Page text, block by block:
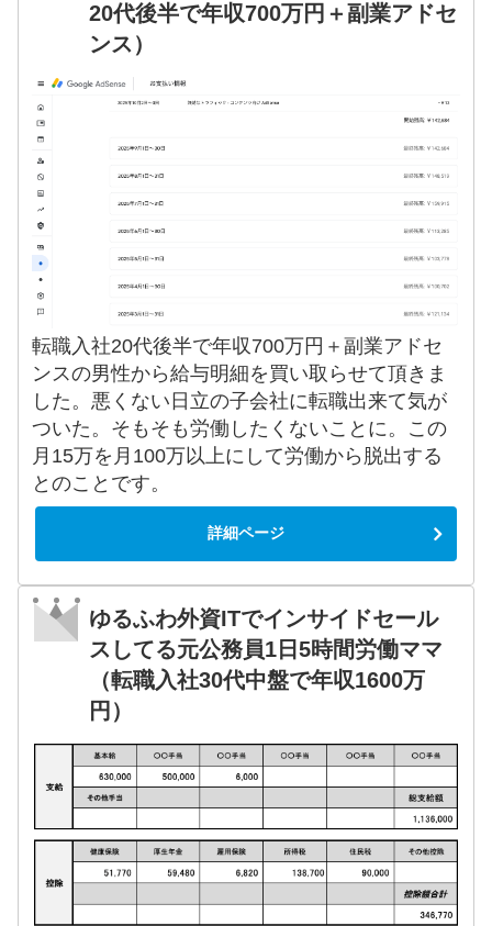
20代後半で年収700万円＋副業アドセ
ンス）
転職入社20代後半で年収700万円＋副業アドセ
ンスの男性から給与明細を買い取らせて頂きま
した。悪くない日立の子会社に転職出来て気が
ついた。そもそも労働したくないことに。この
月15万を月100万以上にして労働から脱出する
とのことです。
詳細ページ
ゆるふわ外資ITでインサイドセール
スしてる元公務員1日5時間労働ママ
（転職入社30代中盤で年収1600万
円）